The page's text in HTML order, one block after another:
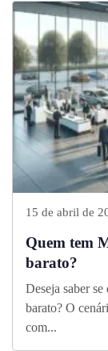
15 de abril de
Quem tem
barato?
Deseja saber
barato? O
com...